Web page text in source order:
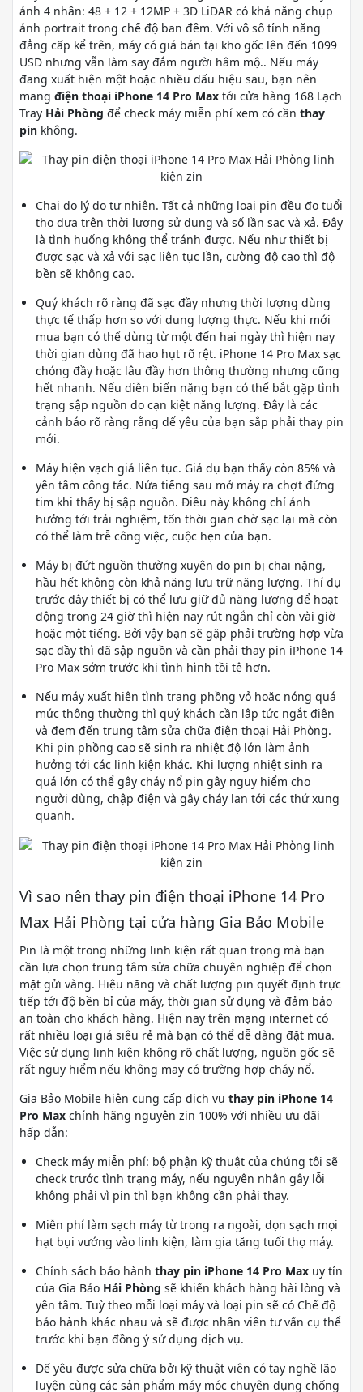
ảnh 4 nhân: 48 + 12 + 12MP + 3D LiDAR có khả năng chụp
ảnh portrait trong chế độ ban đêm. Với vô số tính năng
đẳng cấp kể trên, máy có giá bán tại kho gốc lên đến 1099
USD nhưng vẫn làm say đắm người hâm mộ.. Nếu máy
đang xuất hiện một hoặc nhiều dấu hiệu sau, bạn nên
mang điện thoại iPhone 14 Pro Max tới cửa hàng 168 Lạch
Tray Hải Phòng để check máy miễn phí xem có cần thay
pin không.
Chai do lý do tự nhiên. Tất cả những loại pin đều đo tuổi
thọ dựa trên thời lượng sử dụng và số lần sạc và xả. Đây
là tình huống không thể tránh được. Nếu như thiết bị
được sạc và xả với sạc liên tục lần, cường độ cao thì độ
bền sẽ không cao.
Quý khách rõ ràng đã sạc đầy nhưng thời lượng dùng
thực tế thấp hơn so với dung lượng thực. Nếu khi mới
mua bạn có thể dùng từ một đến hai ngày thì hiện nay
thời gian dùng đã hao hụt rõ rệt. iPhone 14 Pro Max sạc
chóng đầy hoặc lâu đầy hơn thông thường nhưng cũng
hết nhanh. Nếu diễn biến nặng bạn có thể bắt gặp tình
trạng sập nguồn do cạn kiệt năng lượng. Đây là các
cảnh báo rõ ràng rằng dế yêu của bạn sắp phải thay pin
mới.
Máy hiện vạch giả liên tục. Giả dụ bạn thấy còn 85% và
yên tâm công tác. Nửa tiếng sau mở máy ra chợt đứng
tim khi thấy bị sập nguồn. Điều này không chỉ ảnh
hưởng tới trải nghiệm, tốn thời gian chờ sạc lại mà còn
có thể làm trễ công việc, cuộc hẹn của bạn.
Máy bị đứt nguồn thường xuyên do pin bị chai nặng,
hầu hết không còn khả năng lưu trữ năng lượng. Thí dụ
trước đây thiết bị có thể lưu giữ đủ năng lượng để hoạt
động trong 24 giờ thì hiện nay rút ngắn chỉ còn vài giờ
hoặc một tiếng. Bởi vậy bạn sẽ gặp phải trường hợp vừa
sạc đầy thì đã sập nguồn và cần phải thay pin iPhone 14
Pro Max sớm trước khi tình hình tồi tệ hơn.
Nếu máy xuất hiện tình trạng phồng vỏ hoặc nóng quá
mức thông thường thì quý khách cần lập tức ngắt điện
và đem đến trung tâm sửa chữa điện thoại Hải Phòng.
Khi pin phồng cao sẽ sinh ra nhiệt độ lớn làm ảnh
hưởng tới các linh kiện khác. Khi lượng nhiệt sinh ra
quá lớn có thể gây cháy nổ pin gây nguy hiểm cho
người dùng, chập điện và gây cháy lan tới các thứ xung
quanh.
Vì sao nên thay pin điện thoại iPhone 14 Pro
Max Hải Phòng tại cửa hàng Gia Bảo Mobile
Pin là một trong những linh kiện rất quan trọng mà bạn
cần lựa chọn trung tâm sửa chữa chuyên nghiệp để chọn
mặt gửi vàng. Hiệu năng và chất lượng pin quyết định trực
tiếp tới độ bền bỉ của máy, thời gian sử dụng và đảm bảo
an toàn cho khách hàng. Hiện nay trên mạng internet có
rất nhiều loại giá siêu rẻ mà bạn có thể dễ dàng đặt mua.
Việc sử dụng linh kiện không rõ chất lượng, nguồn gốc sẽ
rất nguy hiểm nếu không may có trường hợp cháy nổ.
Gia Bảo Mobile hiện cung cấp dịch vụ thay pin iPhone 14
Pro Max chính hãng nguyên zin 100% với nhiều ưu đãi
hấp dẫn:
Check máy miễn phí: bộ phận kỹ thuật của chúng tôi sẽ
check trước tình trạng máy, nếu nguyên nhân gây lỗi
không phải vì pin thì bạn không cần phải thay.
Miễn phí làm sạch máy từ trong ra ngoài, dọn sạch mọi
hạt bụi vướng vào linh kiện, làm gia tăng tuổi thọ máy.
Chính sách bảo hành thay pin iPhone 14 Pro Max uy tín
của Gia Bảo Hải Phòng sẽ khiến khách hàng hài lòng và
yên tâm. Tuỳ theo mỗi loại máy và loại pin sẽ có Chế độ
bảo hành khác nhau và sẽ được nhân viên tư vấn cụ thể
trước khi bạn đồng ý sử dụng dịch vụ.
Dế yêu được sửa chữa bởi kỹ thuật viên có tay nghề lão
luyện cùng các sản phẩm máy móc chuyên dụng chống